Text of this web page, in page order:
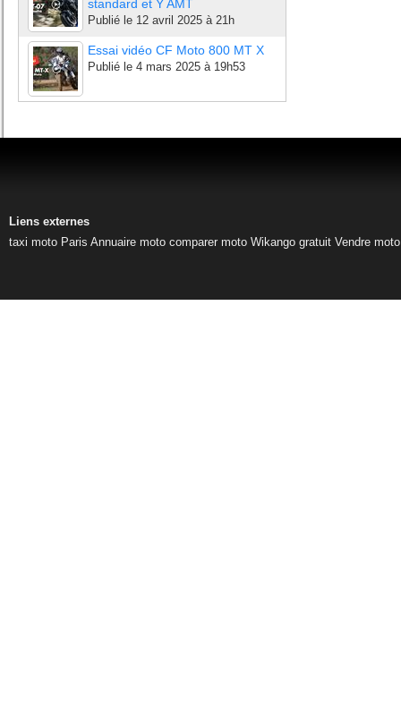
standard et Y AMT
Publié le 12 avril 2025 à 21h
Essai vidéo CF Moto 800 MT X
Publié le 4 mars 2025 à 19h53
Liens externes
taxi moto Paris Annuaire moto comparer moto Wikango gratuit Vendre moto